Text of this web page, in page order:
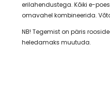
erilahendustega. Kõiki e-
omavahel kombineerida.
NB! Tegemist on päris
heledamaks muutuda.